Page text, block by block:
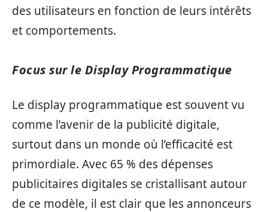
des utilisateurs en fonction de leurs intérêts
et comportements.
Focus sur le Display Programmatique
Le display programmatique est souvent vu
comme l’avenir de la publicité digitale,
surtout dans un monde où l’efficacité est
primordiale. Avec 65 % des dépenses
publicitaires digitales se cristallisant autour
de ce modèle, il est clair que les annonceurs